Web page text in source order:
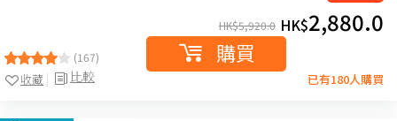
(167)
比較
收藏
HK$5,920.0 HK$2,880.0
購買
已有180人購買